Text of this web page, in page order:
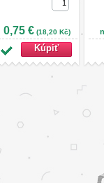
0,75 € (18,20 Kč)